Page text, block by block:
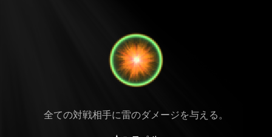
全ての対戦相手に雷のダメージを与える。